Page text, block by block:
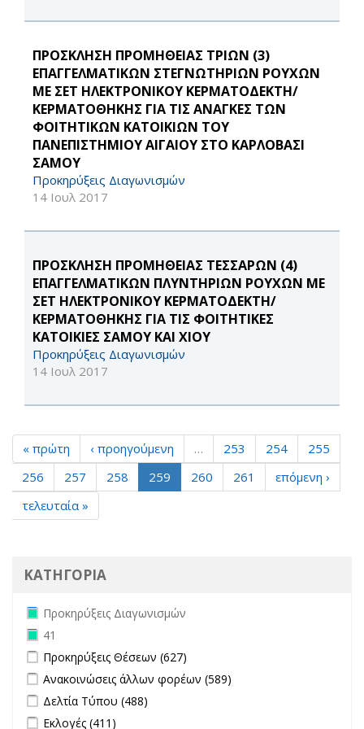
ΠΡΟΣΚΛΗΣΗ ΠΡΟΜΗΘΕΙΑΣ ΤΡΙΩΝ (3)
ΕΠΑΓΓΕΛΜΑΤΙΚΩΝ ΣΤΕΓΝΩΤΗΡΙΩΝ ΡΟΥΧΩΝ
ΜΕ ΣΕΤ ΗΛΕΚΤΡΟΝΙΚΟΥ ΚΕΡΜΑΤΟΔΕΚΤΗ/
ΚΕΡΜΑΤΟΘΗΚΗΣ ΓΙΑ ΤΙΣ ΑΝΑΓΚΕΣ ΤΩΝ
ΦΟΙΤΗΤΙΚΩΝ ΚΑΤΟΙΚΙΩΝ ΤΟΥ
ΠΑΝΕΠΙΣΤΗΜΙΟΥ ΑΙΓΑΙΟΥ ΣΤΟ ΚΑΡΛΟΒΑΣΙ
ΣΑΜΟΥ
Προκηρύξεις Διαγωνισμών
14 Ιουλ 2017
ΠΡΟΣΚΛΗΣΗ ΠΡΟΜΗΘΕΙΑΣ ΤΕΣΣΑΡΩΝ (4)
ΕΠΑΓΓΕΛΜΑΤΙΚΩΝ ΠΛΥΝΤΗΡΙΩΝ ΡΟΥΧΩΝ ΜΕ
ΣΕΤ ΗΛΕΚΤΡΟΝΙΚΟΥ ΚΕΡΜΑΤΟΔΕΚΤΗ/
ΚΕΡΜΑΤΟΘΗΚΗΣ ΓΙΑ ΤΙΣ ΦΟΙΤΗΤΙΚΕΣ
ΚΑΤΟΙΚΙΕΣ ΣΑΜΟΥ ΚΑΙ ΧΙΟΥ
Προκηρύξεις Διαγωνισμών
14 Ιουλ 2017
« πρώτη ‹ προηγούμενη … 253 254
255
256
257 258 259 260 261
επόμενη ›
τελευταία »
ΚΑΤΗΓΟΡΙΑ
Remove Προκηρύξεις Διαγωνισμών filter
Προκηρύξεις Διαγωνισμών
Remove 41 filter
41
Apply Προκηρύξεις Θέσεων filter
Προκηρύξεις Θέσεων (627)
Apply Ανακοινώσεις άλλων φορέων filter
Ανακοινώσεις άλλων φορέων (589)
Apply Δελτία Τύπου filter
Δελτία Τύπου (488)
Apply Εκλογές filter
Εκλογές (411)